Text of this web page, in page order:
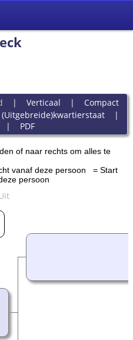
| Verticaal | Compact
(Uitgebreide)kwartierstaat|
| PDF
of naar rechts om alles te
= Start
persoon